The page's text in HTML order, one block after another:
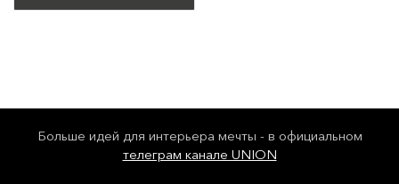
Больше идей для интерьера мечты - в официальном
телеграм канале UNION